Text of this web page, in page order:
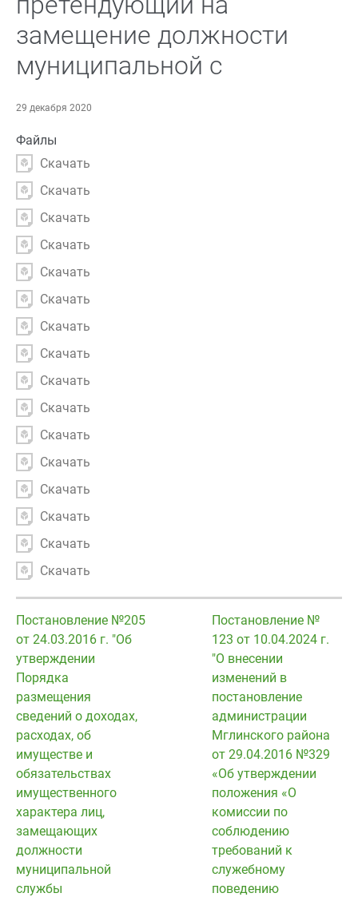
замещение должности
муниципальной с
29 декабря 2020
Файлы
Скачать
Скачать
Скачать
Скачать
Скачать
Скачать
Скачать
Скачать
Скачать
Скачать
Скачать
Скачать
Скачать
Скачать
Скачать
Скачать
Постановление №205
от 24.03.2016 г. "Об
утверждении
Порядка
размещения
сведений о доходах,
расходах, об
имуществе и
обязательствах
имущественного
характера лиц,
замещающих
должности
муниципальной
службы
Постановление №
123 от 10.04.2024 г.
"О внесении
изменений в
постановление
администрации
Мглинского района
от 29.04.2016 №329
«Об утверждении
положения «О
комиссии по
соблюдению
требований к
служебному
поведению